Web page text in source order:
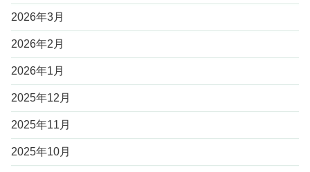
2026年3月
2026年2月
2026年1月
2025年12月
2025年11月
2025年10月